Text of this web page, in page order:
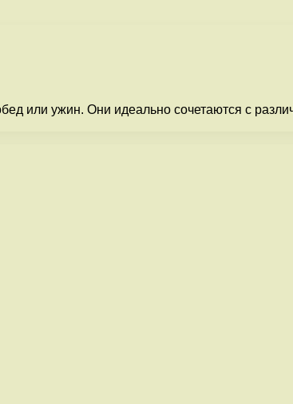
или ужин. Они идеально сочетаются с